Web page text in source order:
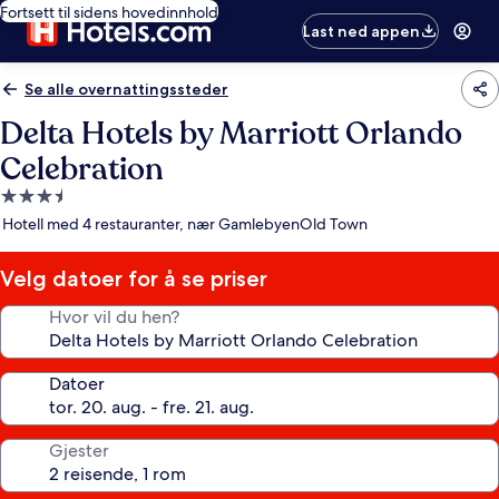
Fortsett til sidens hovedinnhold
Last ned appen
Se alle overnattingssteder
Delta Hotels by Marriott Orlando
Celebration
Overnattingssted
med
stjerner
Hotell med 4 restauranter, nær GamlebyenOld Town
Velg datoer for å se priser
Hvor vil du hen?
Datoer
Gjester